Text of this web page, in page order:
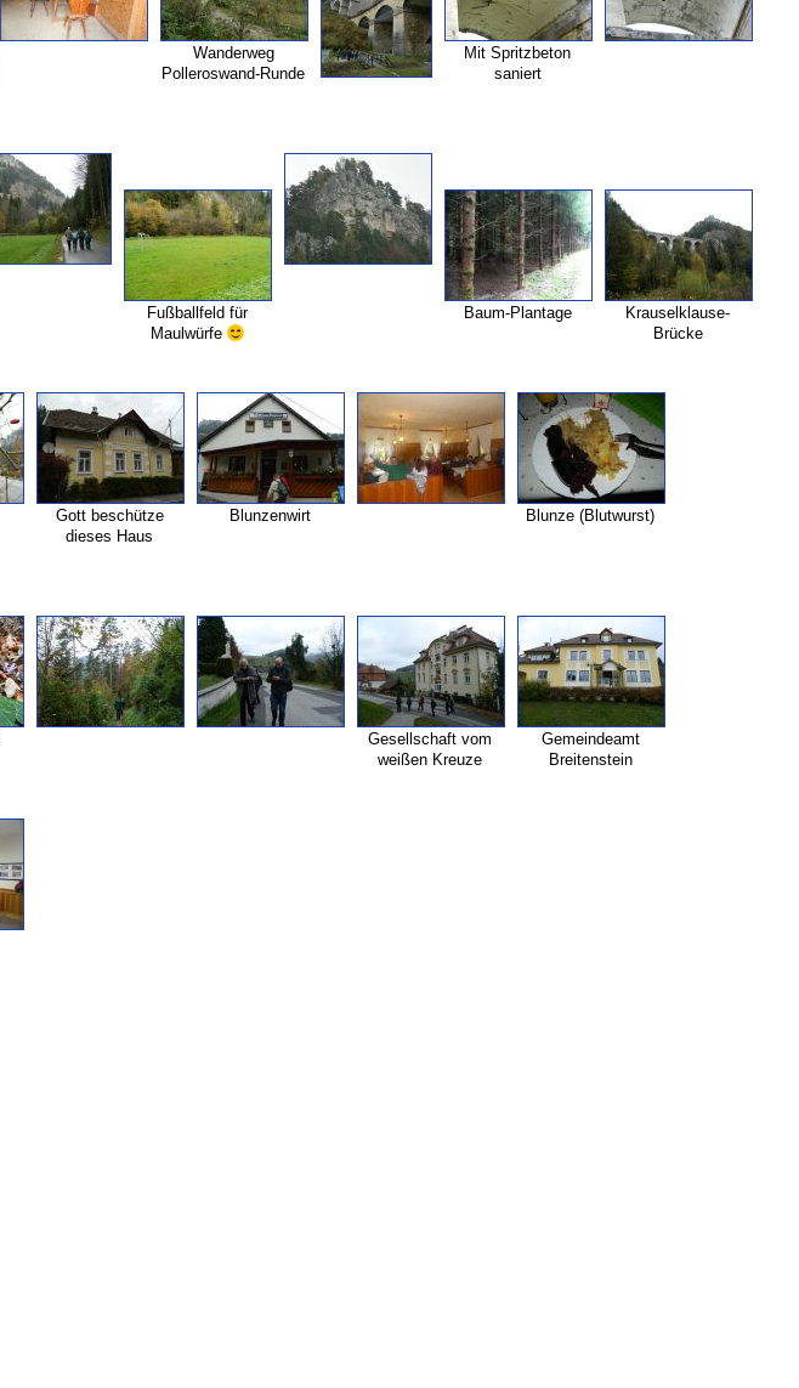
Wanderweg
Polleroswand-Runde
Mit Spritzbeton
saniert
Fußballfeld für
Maulwürfe
Baum-Plantage
Krauselklause-
Brücke
Gott beschütze
dieses Haus
Blunzenwirt Blunze (Blutwurst)
Gesellschaft vom
weißen Kreuze
Gemeindeamt
Breitenstein